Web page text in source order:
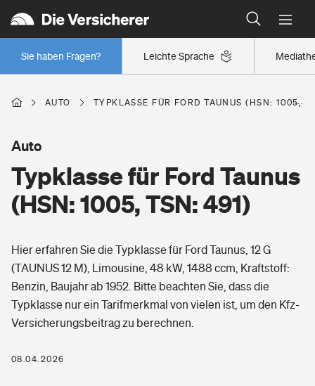
Leichte Sprache
Sie haben Fragen?
Wer versichert was: Jetzt Versicherer finden
Regionalklassen: So ist Ihre Region eingestuft
Wer versichert was: Jetzt Versicherer finden
Berufsunfähigkeitsversicherung
Erwerbsunfähigkeitsversicherung
Grundfähigkeitsversicherung
Arbeitsrechtsschutz
Berufshaftpflichtversicherung
Zur Übersicht
Wohnen
Elementarversicherung
Freizeit
Pri­vate Haft­pflicht­
Gesundheit
Private Krankenversicherung
AUTO TYPKLASSE FÜR FORD TAUNUS (HSN: 1005,
Typklasse für Ford Taunus
(HSN: 1005, TSN: 491)
Auto
Hier erfahren Sie die Typklasse für Ford Taunus, 12 G
(TAUNUS 12 M), Limousine, 48 kW, 1488 ccm, Kraftstoff:
Benzin, Baujahr ab 1952. Bitte beachten Sie, dass die
Typklasse nur ein Tarifmerkmal von vielen ist, um den Kfz-
Versicherungsbeitrag zu berechnen.
08.04.2026